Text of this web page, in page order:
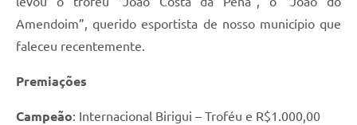
Amendoim”, querido esportista de nosso município que
faleceu recentemente.
Premiações
Campeão: Internacional Birigui – Troféu e R$1.000,00